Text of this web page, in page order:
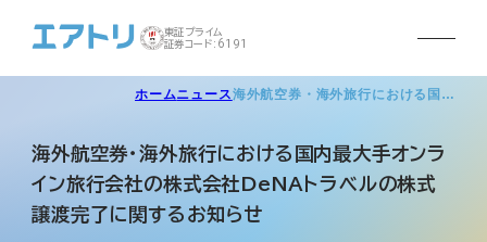
東証プライム
証券コード:6191
ホームニュース海外航空券・海外旅行における国…
海外航空券・海外旅行における国内最大手オンラ
イン旅行会社の株式会社DeNAトラベルの株式
譲渡完了に関するお知らせ